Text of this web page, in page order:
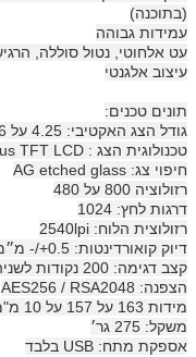
(בתוכנה)
עמידות גבוהה
עט אלחוטי, נטול סוללה, הרגיש ל-1024
עיצוב אלגנטי
תונים טכנים:
גודל הצג האקטיבי: 4.25 על 2.56 אינטש (108 על 65 מ״מ)
טכנולוגית הצג : Amorphous TFT LCD (צבעוני)
חיפוי צג: AG etched glass
רזולוציה 800 על 480
דרגות לחץ: 1024
רזולוצית הלוח: 2540lpi
דיוק קואורדינטות: 0.5+/- מ״מ במרכז הצכ
קצב דגימה: 200 נקודות לשניה
הצפנה: AES256 / RSA2048
מידות 163 על 157 על 10 מ"מ
משקל: 275 גר׳
אספקת מתח: USB בלבד